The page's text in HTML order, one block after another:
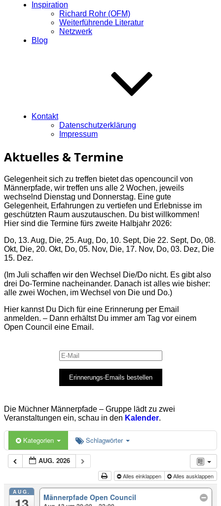
Inspiration
Richard Rohr (OFM)
Weiterführende Literatur
Netzwerk
Blog
Kontakt
Datenschutzerklärung
Impressum
Aktuelles & Termine
Gelegenheit sich zu treffen bietet das opencouncil von
Männerpfade, wir treffen uns alle 2 Wochen, jeweils
wechselnd Dienstag und Donnerstag. Eine gute
Gelegenheit, Erfahrungen zu vertiefen und Erlebnisse im
geschützten Raum auszutauschen. Du bist willkommen!
Hier sind die Termine fürs zweite Halbjahr 2026:
Do, 13. Aug, Die, 25. Aug, Do, 10. Sept, Die 22. Sept, Do, 08.
Okt, Die, 20. Okt, Do, 05. Nov, Die, 17. Nov, Do, 03. Dez, Die
15. Dez.
(Im Juli schaffen wir den Wechsel Die/Do nicht. Es gibt also
drei Do-Termine nacheinander. Danach ist alles wie bisher:
alle zwei Wochen, im Wechsel von Die und Do.)
Hier kannst Du Dich für eine Erinnerung per Email
anmelden. – Dann erhältst Du immer am Tag vor einem
Open Council eine Email.
Erinnerungs-Emails bestellen
Die Müchner Männerpfade – Gruppe lädt zu zwei
Veranstaltungen ein, schau in den Kalender.
Kategorien Schlagwörter
AUG. 2026
Alles einklappen Alles ausklappen
AUG.
Männerpfade Open Council